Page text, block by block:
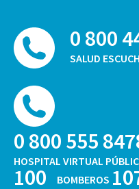
0 800
SALUD
0 800 555
HOSPITAL VIRTUAL
100 BOMBEROS